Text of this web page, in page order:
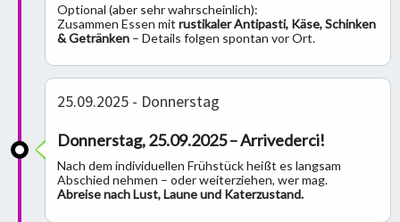
Optional (aber sehr wahrscheinlich):
Zusammen Essen mit rustikaler Antipasti, Käse, Schinken
& Getränken– Details folgen spontan vor Ort.
25.09.2025 - Donnerstag
Donnerstag, 25.09.2025 – Arrivederci!
Nach dem individuellen Frühstück heißt es langsam
Abschied nehmen – oder weiterziehen, wer mag.
Abreise nach Lust, Laune und Katerzustand.